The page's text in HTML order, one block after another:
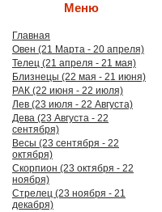
Меню
Главная
Овен (21 Марта - 20 апреля)
Телец (21 апреля - 21 мая)
Близнецы (22 мая - 21 июня)
РАК (22 июня - 22 июля)
Лев (23 июля - 22 Августа)
Дева (23 Августа - 22
сентября)
Весы (23 сентября - 22
октября)
Скорпион (23 октября - 22
ноября)
Стрелец (23 ноября - 21
декабря)